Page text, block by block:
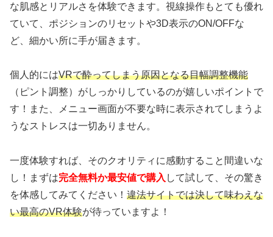
な肌感とリアルさを体験できます。視線操作もとても優れ
ていて、ポジションのリセットや3D表示のON/OFFな
ど、細かい所に手が届きます。
個人的にはVRで酔ってしまう原因となる目幅調整機能
（ピント調整）がしっかりしているのが嬉しいポイントで
す！また、メニュー画面が不要な時に表示されてしまうよ
うなストレスは一切ありません。
一度体験すれば、そのクオリティに感動すること間違いな
し！まずは完全無料か最安値で購入 して試して、その驚き
を体感してみてください！ 違法サイトでは決して味わえな
い最高のVR体験が待っていますよ！